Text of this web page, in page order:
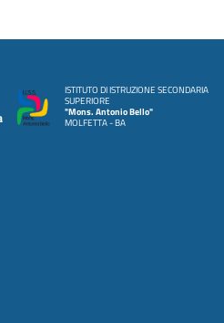
ISTITUTO DI ISTRUZIONE SECONDARIA
SUPERIORE
"Mons. Antonio Bello"
MOLFETTA - BA